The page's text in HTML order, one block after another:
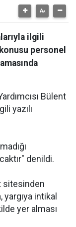
ilgili
personel
Bülent
yazılı
denildi.
sitesinden
yargıya intikal
yer alması